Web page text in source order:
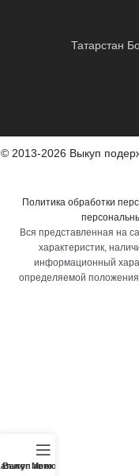
Татарстан
Выкуп авто
Меню
© 2013-2026 Выкуп
Политика обработки
Вся представленная на
характеристик,
информационный
определяемой